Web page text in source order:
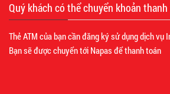
Quý khách có thể chuyển khoản
Thẻ ATM của bạn cần đăng ký sử dụng dịch vụ
Bạn sẽ được chuyển tới Napas để thanh toán